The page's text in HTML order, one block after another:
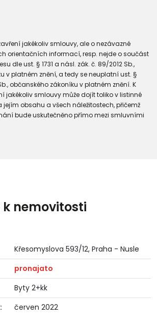
jakékoliv smlouvy, ale o nezávazné
orientačních informací, resp. nejde o součást
dle ust. § 1731 a násl. zák. č. 89/2012 Sb.,
v platném znění, a tedy se neuplatní ust. §
občanského zákoníku v platném znění. K
jakékoliv smlouvy může dojít toliko v listinné
jejím obsahu a všech náležitostech, přičemž
bude uskutečněno přímo mezi smluvními
nemovitosti
Křesomyslova 593/12, Praha - Nusle
pronajato
Byty 2+kk
červen 2022